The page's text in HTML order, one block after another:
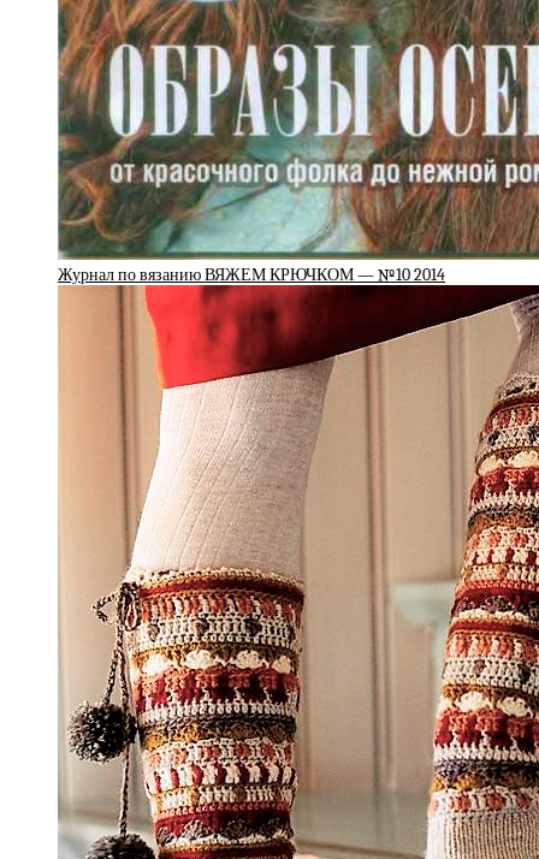
Журнал по вязанию ВЯЖЕМ КРЮЧКОМ — №10 2014